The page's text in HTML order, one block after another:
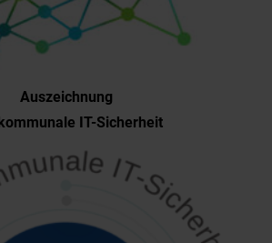
Auszeichnung
IT-Sicherheit